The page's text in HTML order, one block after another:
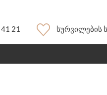
21 Სურვილების